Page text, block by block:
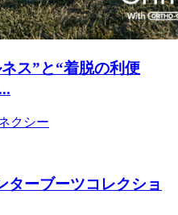
ス”と“着脱の利便
クシー
ターブーツコレクショ